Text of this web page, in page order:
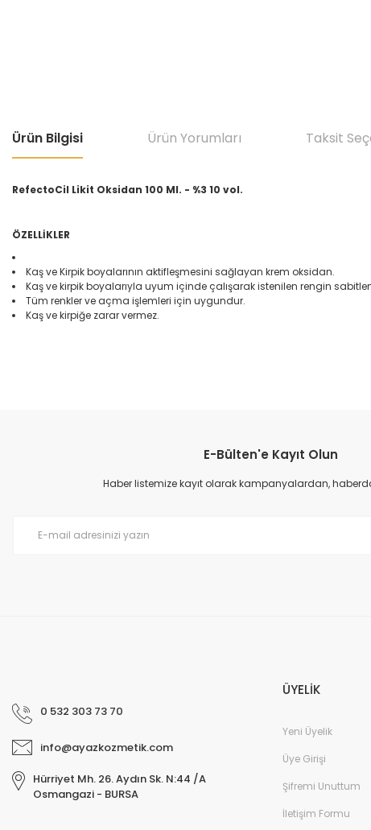
Ürün Bilgisi Ürün Yorumları Taksit
RefectoCil Likit Oksidan 100 Ml. - %3 10 vol.
ÖZELLİKLER
Kaş ve Kirpik boyalarının aktifleşmesini sağlayan krem oksidan.
Kaş ve kirpik boyalarıyla uyum içinde çalışarak istenilen rengin
Tüm renkler ve açma işlemleri için uygundur.
Kaş ve kirpiğe zarar vermez.
Ürün resmi kalitesiz, bozuk veya görüntülenemiyor.
Ürün açıklamasında eksik bilgiler bulunuyor.
E-Bülten'e Kayıt Olun
Haber listemize kayıt olarak kampanyalardan,
0 532 303 73 70
info@ayazkozmetik.com
Hürriyet Mh. 26. Aydın Sk. N:44 /A
Osmangazi - BURSA
ÜYELİK
Yeni Üyelik
Üye Girişi
Şifremi Unuttum
İletişim Formu